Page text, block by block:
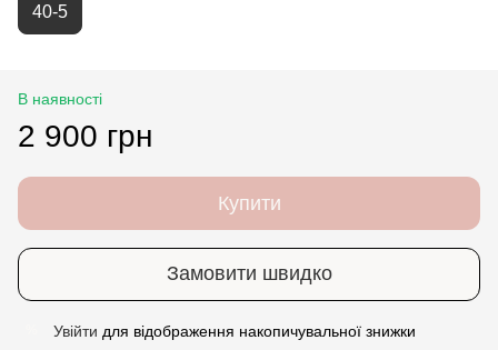
40-5
В наявності
2 900 грн
Купити
Замовити швидко
Увійти для відображення накопичувальної знижки